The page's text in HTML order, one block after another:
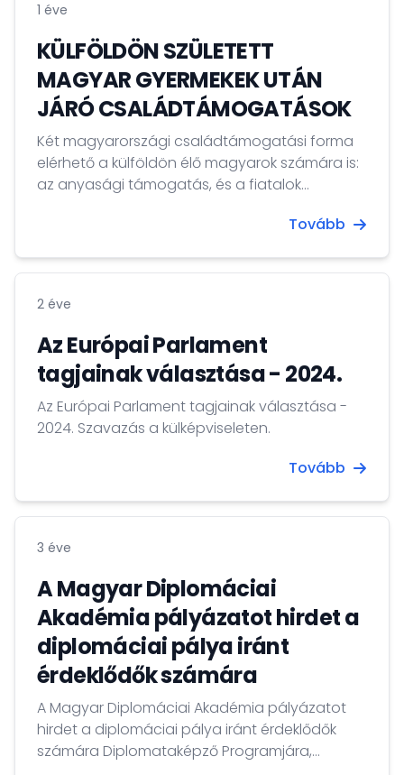
1 éve
KÜLFÖLDÖN SZÜLETETT
MAGYAR GYERMEKEK UTÁN
JÁRÓ CSALÁDTÁMOGATÁSOK
Két magyarországi családtámogatási forma
elérhető a külföldön élő magyarok számára is:
az anyasági támogatás, és a fiatalok
Tovább
2 éve
Az Európai Parlament
tagjainak választása - 2024.
Az Európai Parlament tagjainak választása -
2024. Szavazás a külképviseleten.
Tovább
3 éve
A Magyar Diplomáciai
Akadémia pályázatot hirdet a
diplomáciai pálya iránt
érdeklődők számára
A Magyar Diplomáciai Akadémia pályázatot
hirdet a diplomáciai pálya iránt érdeklődők
számára Diplomataképző Programjára,